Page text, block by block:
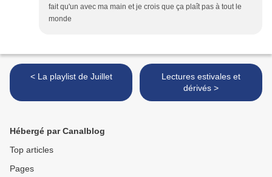
fait qu'un avec ma main et je crois que ça plaît pas à tout le
monde
< La playlist de Juillet
Lectures estivales et
dérivés >
Hébergé par Canalblog
Top articles
Pages